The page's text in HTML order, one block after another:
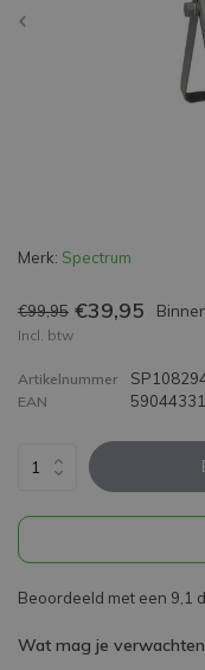
Merk: Spectrum
€99,95 €39,95
Incl. btw
Artikelnummer
EAN
Beoordeeld met een 9,1
Wat mag je